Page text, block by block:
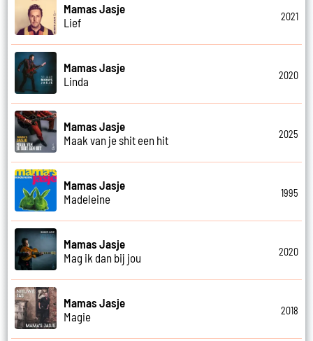
Mamas Jasje
Lief
2021
Mamas Jasje
Linda
2020
Mamas Jasje
Maak van je shit een hit
2025
Mamas Jasje
Madeleine
1995
Mamas Jasje
Mag ik dan bij jou
2020
Mamas Jasje
Magie
2018